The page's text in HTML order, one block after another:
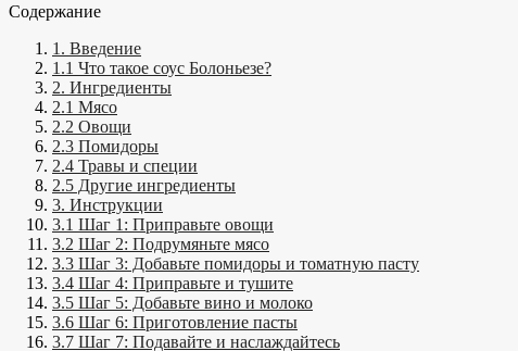
Содержание
1. Введение
1.1 Что такое соус Болоньезе?
2. Ингредиенты
2.1 Мясо
2.2 Овощи
2.3 Помидоры
2.4 Травы и специи
2.5 Другие ингредиенты
3. Инструкции
3.1 Шаг 1: Приправьте овощи
3.2 Шаг 2: Подрумяньте мясо
3.3 Шаг 3: Добавьте помидоры и томатную пасту
3.4 Шаг 4: Приправьте и тушите
3.5 Шаг 5: Добавьте вино и молоко
3.6 Шаг 6: Приготовление пасты
3.7 Шаг 7: Подавайте и наслаждайтесь